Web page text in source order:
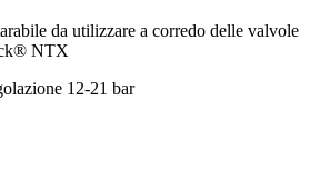
da utilizzare a corredo delle valvole
NTX
12-21 bar